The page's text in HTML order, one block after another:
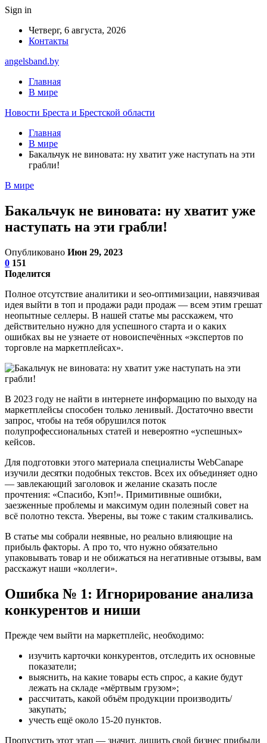
Sign in
Четверг, 6 августа, 2026
Контакты
angelsband.by
Главная
В мире
Новости Бреста и Брестской области
Главная
В мире
Бакальчук не виновата: ну хватит уже наступать на эти
грабли!
В мире
Бакальчук не виновата: ну хватит уже
наступать на эти грабли!
Опубликовано Июн 29, 2023
0 151
Поделится
Полное отсутствие аналитики и seo-оптимизации, навязчивая
идея выйти в топ и продажи ради продаж — всем этим грешат
неопытные селлеры. В нашей статье мы расскажем, что
действительно нужно для успешного старта и о каких
ошибках вы не узнаете от новоиспечённых «экспертов по
торговле на маркетплейсах».
В 2023 году не найти в интернете информацию по выходу на
маркетплейсы способен только ленивый. Достаточно ввести
запрос, чтобы на тебя обрушился поток
полупрофессиональных статей и невероятно «успешных»
кейсов.
Для подготовки этого материала специалисты WebCanape
изучили десятки подобных текстов. Всех их объединяет одно
— завлекающий заголовок и желание сказать после
прочтения: «Спасибо, Кэп!». Примитивные ошибки,
заезженные проблемы и максимум один полезный совет на
всё полотно текста. Уверены, вы тоже с таким сталкивались.
В статье мы собрали неявные, но реально влияющие на
прибыль факторы. А про то, что нужно обязательно
упаковывать товар и не обижаться на негативные отзывы, вам
расскажут наши «коллеги».
Ошибка № 1: Игнорирование анализа
конкурентов и ниши
Прежде чем выйти на маркетплейс, необходимо:
изучить карточки конкурентов, отследить их основные
показатели;
выяснить, на какие товары есть спрос, а какие будут
лежать на складе «мёртвым грузом»;
рассчитать, какой объём продукции производить/
закупать;
учесть ещё около 15-20 пунктов.
Пропустить этот этап — значит, лишить свой бизнес прибыли